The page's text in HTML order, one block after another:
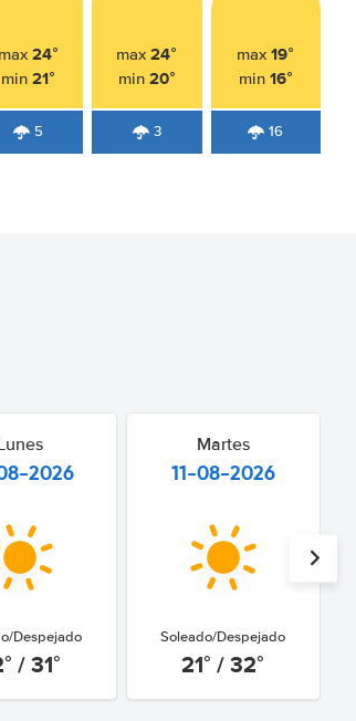
max24°
min21°
5
max24°
min 20°
3
max19°
min 16°
16
2026
Despejado
/ 31°
Martes
11-08-2026
Soleado/Despejado
21° / 32°